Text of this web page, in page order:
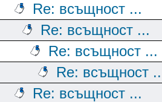
Re: всъщност ...
Re: всъщност ...
Re: всъщност ...
Re: всъщност
Re: всъщност ...